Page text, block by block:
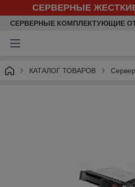
СЕРВЕРНЫЕ
СЕРВЕРНЫЕ КОМПЛЕКТУЮЩИЕ
КАТАЛОГ ТОВАРОВ